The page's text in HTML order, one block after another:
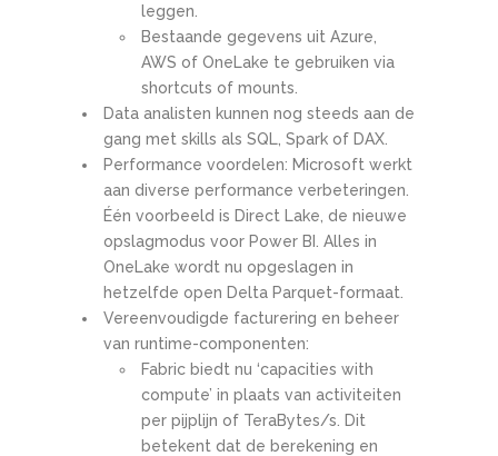
leggen.
Bestaande gegevens uit Azure,
AWS of OneLake te gebruiken via
shortcuts of mounts.
Data analisten kunnen nog steeds aan de
gang met skills als SQL, Spark of DAX.
Performance voordelen: Microsoft werkt
aan diverse performance verbeteringen.
Één voorbeeld is Direct Lake, de nieuwe
opslagmodus voor Power BI. Alles in
OneLake wordt nu opgeslagen in
hetzelfde open Delta Parquet-formaat.
Vereenvoudigde facturering en beheer
van runtime-componenten:
Fabric biedt nu ‘capacities with
compute’ in plaats van activiteiten
per pijplijn of TeraBytes/s. Dit
betekent dat de berekening en